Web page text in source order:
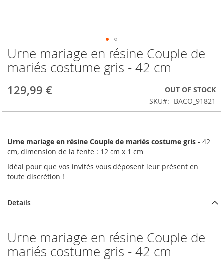
Skip
to
the
of
images
Urne mariage en résine Couple de
mariés costume gris - 42 cm
129,99 €
OUT OF STOCK
SKU
BACO_91821
Urne mariage en résine Couple de mariés costume gris - 42
cm, dimension de la fente : 12 cm x 1 cm
Idéal pour que vos invités vous déposent leur présent en
toute discrétion !
Details
Urne mariage en résine Couple de
mariés costume gris - 42 cm